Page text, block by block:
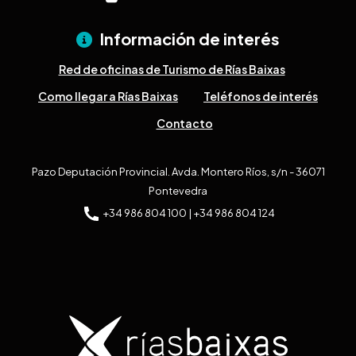
Información de interés
Red de oficinas de Turismo de Rías Baixas
Como llegar a Rías Baixas
Teléfonos de interés
Contacto
Pazo Deputación Provincial. Avda. Montero Ríos, s/n - 36071
Pontevedra
+34 986 804 100 | +34 986 804 124